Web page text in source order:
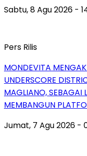
Sabtu, 8 Agu 2026 -
Pers Rilis
MONDEVITA
UNDERSCORE
MAGLIANO, SEBAGAI
MEMBANGUN
Jumat, 7 Agu 2026 -